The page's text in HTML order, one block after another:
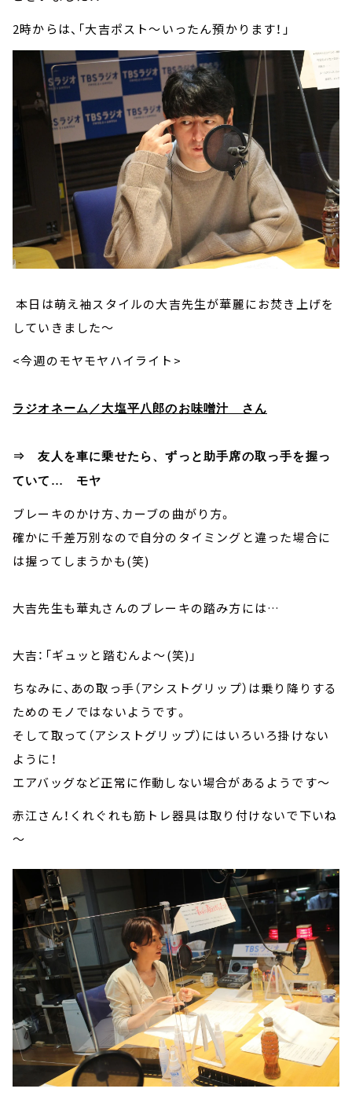
2時からは、「大吉ポスト～いったん預かります！」
本日は萌え袖スタイルの大吉先生が華麗にお焚き上げを
していきました～
<今週のモヤモヤハイライト>
ラジオネーム／大塩平八郎のお味噌汁 さん
⇒ 友人を車に乗せたら、ずっと助手席の取っ手を握っ
ていて… モヤ
ブレーキのかけ方、カーブの曲がり方。
確かに千差万別なので自分のタイミングと違った場合に
は握ってしまうかも(笑)
大吉先生も華丸さんのブレーキの踏み方には…
大吉：「ギュッと踏むんよ～(笑)」
ちなみに、あの取っ手（アシストグリップ）は乗り降りする
ためのモノではないようです。
そして取って（アシストグリップ）にはいろいろ掛けない
ように！
エアバッグなど正常に作動しない場合があるようです～
赤江さん！くれぐれも筋トレ器具は取り付けないで下いね
～